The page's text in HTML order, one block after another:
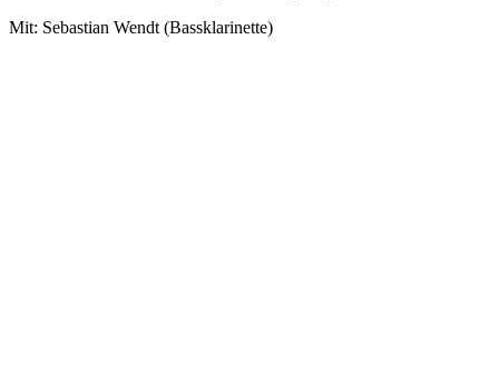
Mit: Sebastian Wendt (Bassklarinette)